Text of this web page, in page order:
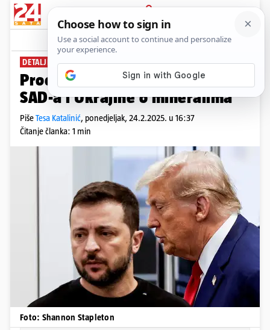
PRIJAVA
News Komentari
DETALJI KLJUČNOG DOGOVORA
Procurio je nacrt sporazuma
SAD-a i Ukrajine o mineralima
PišeTesa Katalinić, ponedjeljak, 24.2.2025. u 16:37
Čitanje članka: 1 min
Foto: Shannon Stapleton